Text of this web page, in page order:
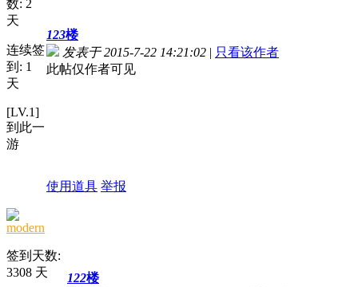
数: 2
天
连续签
到: 1
天
[LV.1]
到此一
游
123楼
发表于 2015-7-22 14:21:02 | 只看该作者
此帖仅作者可见
使用道具 举报
modern
签到天数:
3308 天
122楼